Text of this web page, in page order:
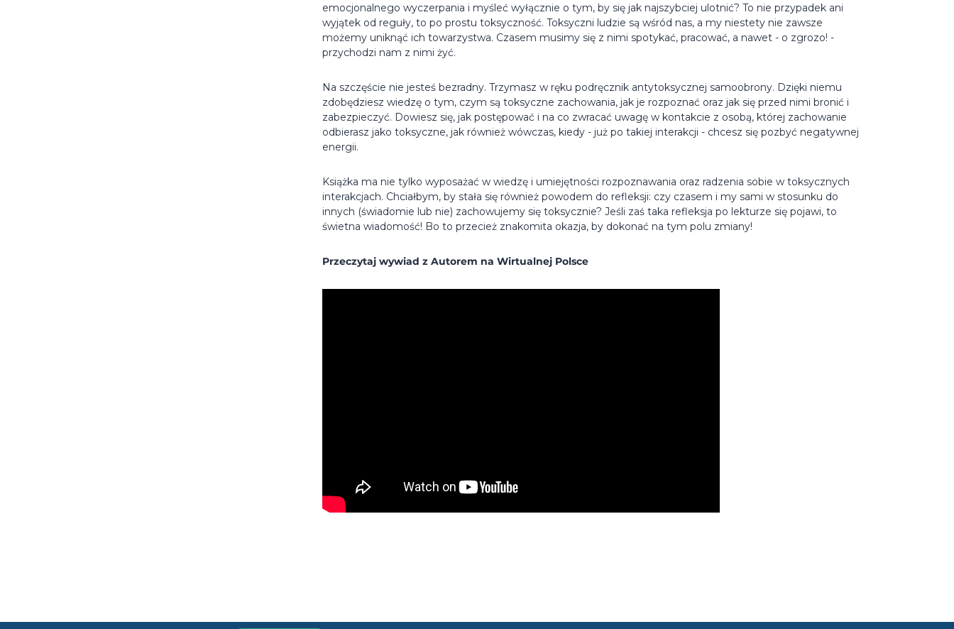
emocjonalnego wyczerpania i myśleć wyłącznie o tym, by się jak najszybciej ulotnić? To nie przypadek ani
wyjątek od reguły, to po prostu toksyczność. Toksyczni ludzie są wśród nas, a my niestety nie zawsze
możemy uniknąć ich towarzystwa. Czasem musimy się z nimi spotykać, pracować, a nawet - o zgrozo! -
przychodzi nam z nimi żyć.
Na szczęście nie jesteś bezradny. Trzymasz w ręku podręcznik antytoksycznej samoobrony. Dzięki niemu
zdobędziesz wiedzę o tym, czym są toksyczne zachowania, jak je rozpoznać oraz jak się przed nimi bronić i
zabezpieczyć. Dowiesz się, jak postępować i na co zwracać uwagę w kontakcie z osobą, której zachowanie
odbierasz jako toksyczne, jak również wówczas, kiedy - już po takiej interakcji - chcesz się pozbyć negatywnej
energii.
Książka ma nie tylko wyposażać w wiedzę i umiejętności rozpoznawania oraz radzenia sobie w toksycznych
interakcjach. Chciałbym, by stała się również powodem do refleksji: czy czasem i my sami w stosunku do
innych (świadomie lub nie) zachowujemy się toksycznie? Jeśli zaś taka refleksja po lekturze się pojawi, to
świetna wiadomość! Bo to przecież znakomita okazja, by dokonać na tym polu zmiany!
Przeczytaj wywiad z Autorem na Wirtualnej Polsce